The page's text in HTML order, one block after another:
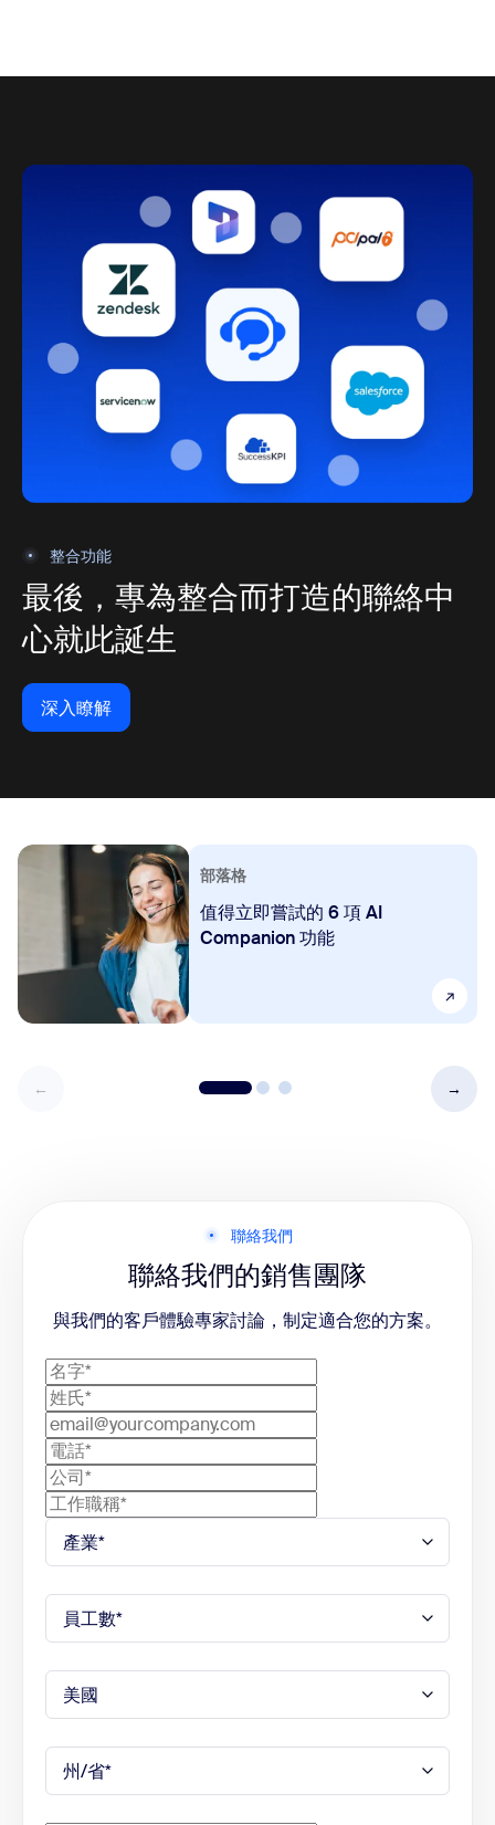
整合功能
最後，專為整合而打造的聯絡中
心就此誕生
深入瞭解
深入瞭解
部落格
值得立即嘗試的 6 項 AI
Companion 功能
聯絡我們
聯絡我們的銷售團隊
與我們的客戶體驗專家討論，制定適合您的方案。